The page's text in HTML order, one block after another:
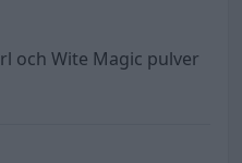
och Wite Magic pulver